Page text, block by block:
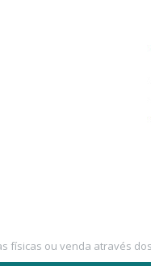
físicas ou venda através